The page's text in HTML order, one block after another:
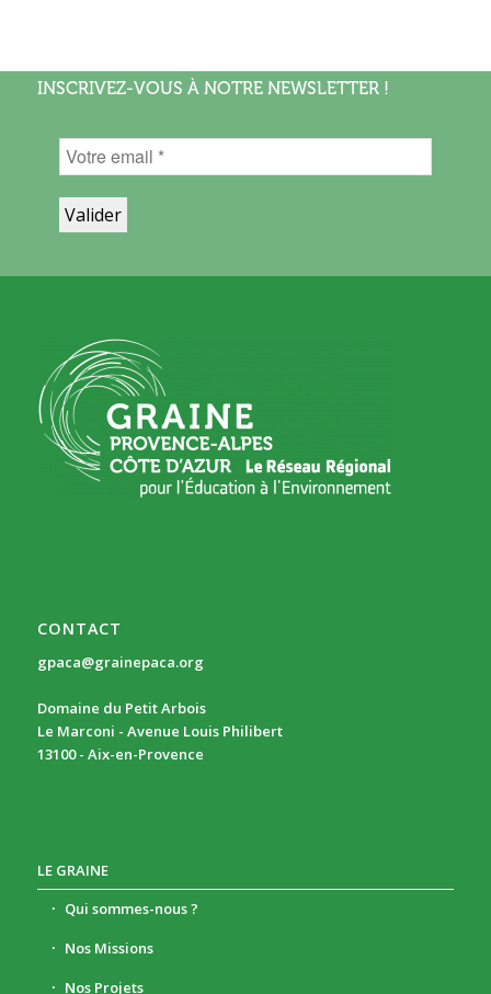
INSCRIVEZ-VOUS À NOTRE NEWSLETTER !
CONTACT
gpaca@grainepaca.org
Domaine du Petit Arbois
Le Marconi - Avenue Louis Philibert
13100 - Aix-en-Provence
LE GRAINE
Qui sommes-nous ?
Nos Missions
Nos Projets